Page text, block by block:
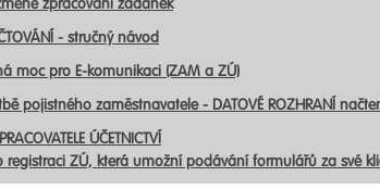
zpracování žádanek
- stručný návod
moc pro E-komunikaci (ZAM a ZÚ)
pojistného zaměstnavatele - DATOVÉ ROZHRANÍ
ÚČETNICTVÍ
registraci ZÚ, která umožní podávání formulářů za své